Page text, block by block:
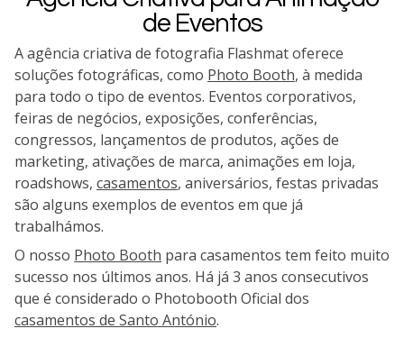
de Eventos
A agência criativa de fotografia Flashmat oferece
soluções fotográficas, como Photo Booth, à medida
para todo o tipo de eventos. Eventos corporativos,
feiras de negócios, exposições, conferências,
congressos, lançamentos de produtos, ações de
marketing, ativações de marca, animações em loja,
roadshows, casamentos, aniversários, festas privadas
são alguns exemplos de eventos em que já
trabalhámos.
O nosso Photo Booth para casamentos tem feito muito
sucesso nos últimos anos. Há já 3 anos consecutivos
que é considerado o Photobooth Oficial dos
casamentos de Santo António.